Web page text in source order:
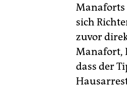
Manaforts
sich
zuvor
Manafort,
dass der